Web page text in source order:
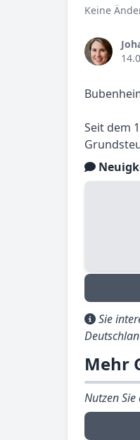
Keine
Seit dem
Sie
Mehr
Nutzen